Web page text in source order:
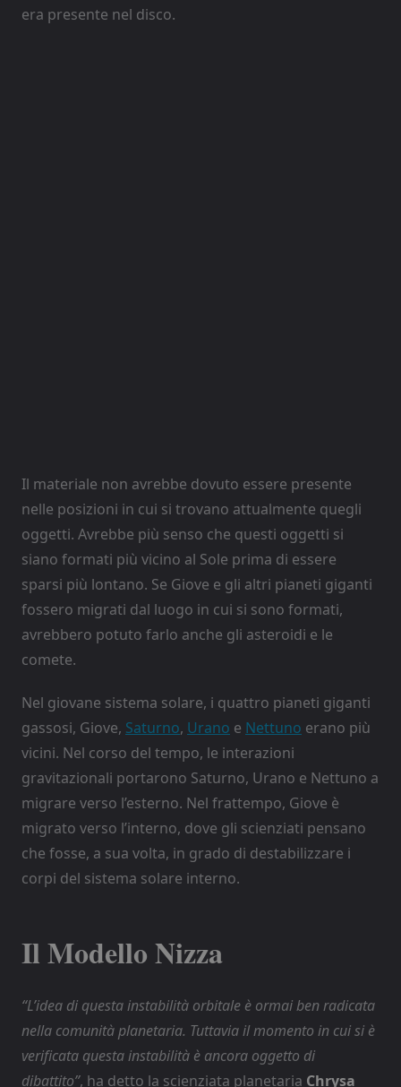
era presente nel disco.
Il materiale non avrebbe dovuto essere presente
nelle posizioni in cui si trovano attualmente quegli
oggetti. Avrebbe più senso che questi oggetti si
siano formati più vicino al Sole prima di essere
sparsi più lontano. Se Giove e gli altri pianeti giganti
fossero migrati dal luogo in cui si sono formati,
avrebbero potuto farlo anche gli asteroidi e le
comete.
Nel giovane sistema solare, i quattro pianeti giganti
gassosi, Giove, Saturno, Urano e Nettuno erano più
vicini. Nel corso del tempo, le interazioni
gravitazionali portarono Saturno, Urano e Nettuno a
migrare verso l’esterno. Nel frattempo, Giove è
migrato verso l’interno, dove gli scienziati pensano
che fosse, a sua volta, in grado di destabilizzare i
corpi del sistema solare interno.
Il Modello Nizza
“L’idea di questa instabilità orbitale è ormai ben radicata
nella comunità planetaria. Tuttavia il momento in cui si è
verificata questa instabilità è ancora oggetto di
dibattito”, ha detto la scienziata planetaria Chrysa